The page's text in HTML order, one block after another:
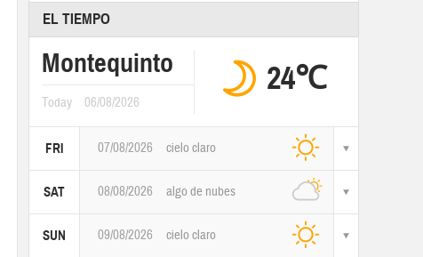
EL TIEMPO
Montequinto
Today 06/08/2026
24℃
FRI 07/08/2026 cielo claro
SAT 08/08/2026 algo de nubes
SUN 09/08/2026 cielo claro